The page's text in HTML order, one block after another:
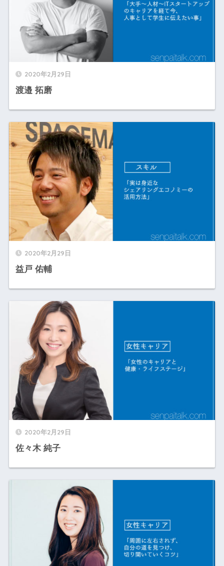
2020年2月29日
渡邉 拓磨
2020年2月29日
益戸 佑輔
2020年2月29日
佐々木 純子